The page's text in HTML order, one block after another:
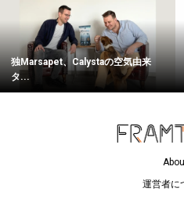
独Marsapet、Calystaの空気由来
タ...
運営者に